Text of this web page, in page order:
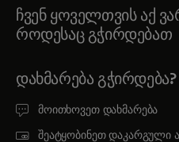
ჩვენ ყოველთვის აქ
როდესაც გჭირდებათ
ᲓᲐᲮᲛᲐᲠᲔᲑᲐ ᲒᲭᲘᲠᲓᲔᲑᲐ?
მოითხოვეთ დახმარება
შეატყობინეთ დაკარგული